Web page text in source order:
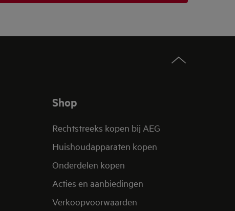
Shop
Rechtstreeks kopen bij AEG
Huishoudapparaten kopen
Onderdelen kopen
Acties en aanbiedingen
Verkoopvoorwaarden